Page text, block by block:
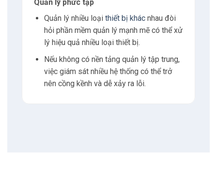
Với khả năng truyền dữ liệu hiệu quả, các
công ty có thể tối ưu hóa việc sử dụng băng
thông, có khả năng giảm chi phí dữ liệu liên
hơn.
Bằng cách sử dụng các tính năng cân bằng